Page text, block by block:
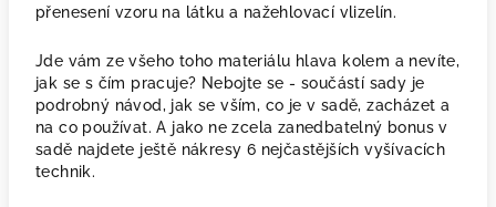
přenesení vzoru na látku a nažehlovací vlizelín.
Jde vám ze všeho toho materiálu hlava kolem a nevíte,
jak se s čím pracuje? Nebojte se - součástí sady je
podrobný návod, jak se vším, co je v sadě, zacházet a
na co používat. A jako ne zcela zanedbatelný bonus v
sadě najdete ještě nákresy 6 nejčastějších vyšívacích
technik.